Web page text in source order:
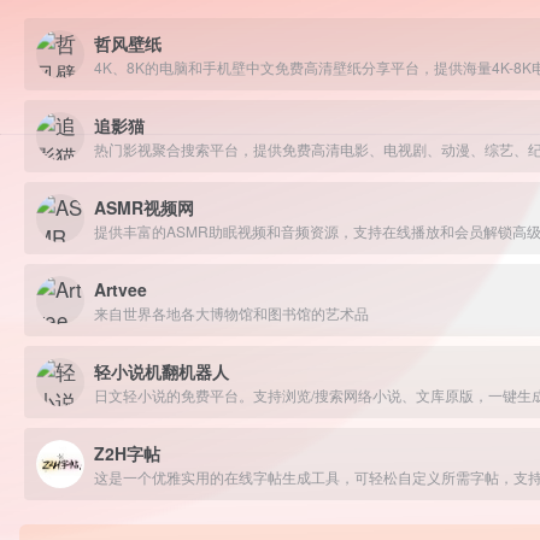
哲风壁纸
追影猫
ASMR视频网
提供丰富的ASMR助眠视频和音频资源，支持在线播放和会员解锁高
Artvee
来自世界各地各大博物馆和图书馆的艺术品
轻小说机翻机器人
Z2H字帖
这是一个优雅实用的在线字帖生成工具，可轻松自定义所需字帖，